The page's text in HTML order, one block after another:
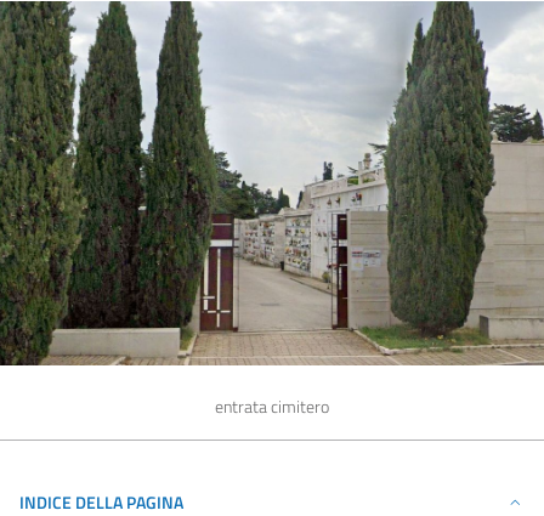
entrata cimitero
INDICE DELLA PAGINA